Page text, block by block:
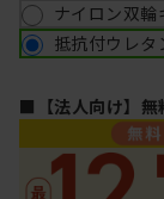
ナイロン双輪
抵抗付ウレタ
■【法人向け】無